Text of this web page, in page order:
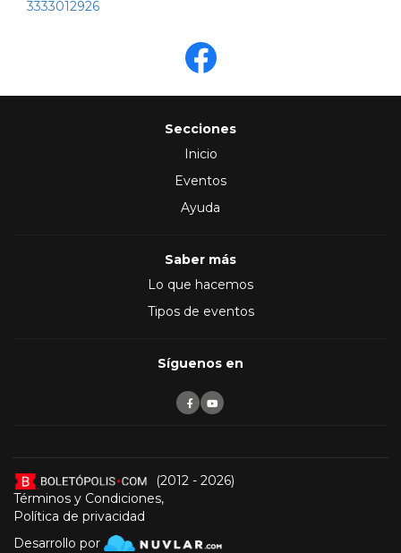
3333012926
Secciones
Inicio
Eventos
Ayuda
Saber más
Lo que hacemos
Tipos de eventos
Síguenos en
(2012 - 2026)
Términos y Condiciones,
Política de privacidad
Desarrollo por